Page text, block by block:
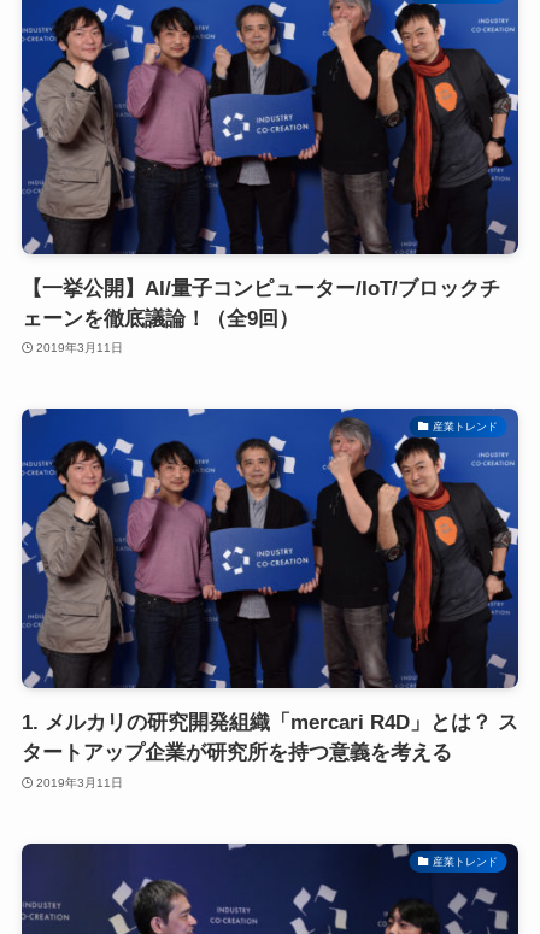
【一挙公開】AI/量子コンピューター/IoT/ブロックチ
ェーンを徹底議論！（全9回）
2019年3月11日
産業トレンド
1. メルカリの研究開発組織「mercari R4D」とは？ ス
タートアップ企業が研究所を持つ意義を考える
2019年3月11日
産業トレンド